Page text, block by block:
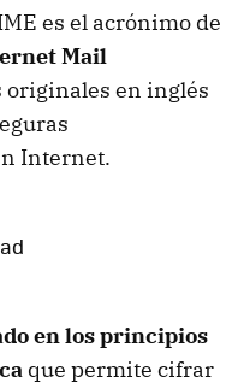
es el acrónimo de
Mail
originales en inglés
Internet.
en los principios
que permite cifrar